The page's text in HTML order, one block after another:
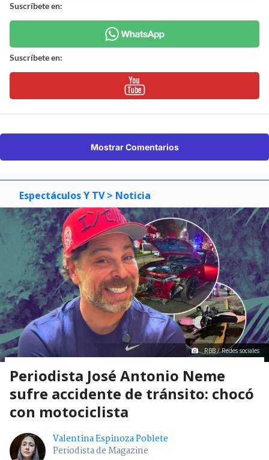
Suscríbete en:
Suscríbete en:
Mostrar Comentarios
Espectáculos Y TV > Noticia
RBB / Redes sociales
Periodista José Antonio Neme
sufre accidente de tránsito: chocó
con motociclista
Valentina Espinoza Poblete
Periodista de Magazine